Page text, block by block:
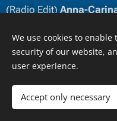
(Radio Edit) Anna-
Denis Ems– Achterbahn
Florian Künstler x
Erwachsen werden
dass ist schön
Jörg
York (Romantic Version)
Create your
We use cookies to
security of our website,
user experience.
Accept only necessary